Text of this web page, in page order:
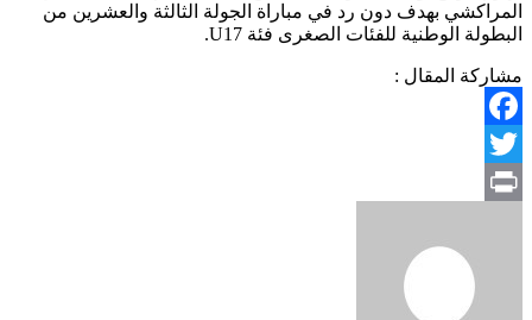
المراكشي بهدف دون رد في مباراة الجولة الثالثة والعشرين من
البطولة الوطنية للفئات الصغرى فئة U17.
مشاركة المقال :
Facebook
Twitter